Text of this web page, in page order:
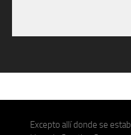
Excepto allí donde se